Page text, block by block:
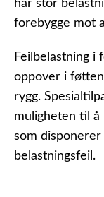
har stor
forebygge mot
Feilbelastning i
oppover i
rygg.
muligheten til
som
belastningsfeil.